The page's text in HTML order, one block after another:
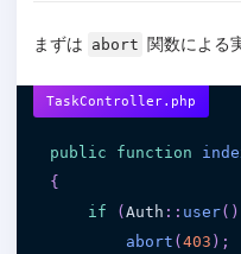
まずは abort 関数による
TaskController.php
public function
{
if
( Auth : : user( )
abort ( 403 ) ;